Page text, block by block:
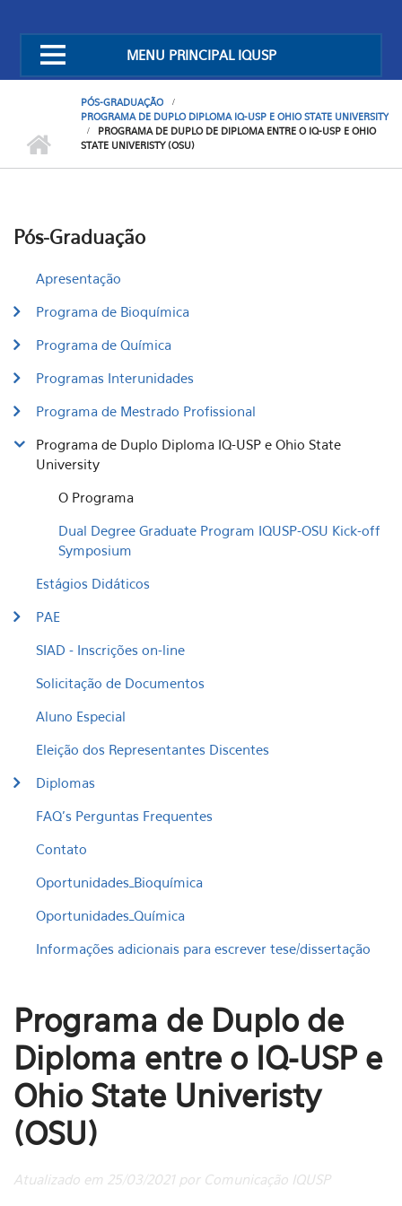
MENU PRINCIPAL IQUSP
PÓS-GRADUAÇÃO
PROGRAMA DE DUPLO DIPLOMA IQ-USP E OHIO STATE UNIVERSITY
PROGRAMA DE DUPLO DE DIPLOMA ENTRE O IQ-USP E OHIO
STATE UNIVERISTY (OSU)
Pós-Graduação
Apresentação
Programa de Bioquímica
Programa de Química
Programas Interunidades
Programa de Mestrado Profissional
Programa de Duplo Diploma IQ-USP e Ohio State
University
O Programa
Dual Degree Graduate Program IQUSP-OSU Kick-off
Symposium
Estágios Didáticos
PAE
SIAD - Inscrições on-line
Solicitação de Documentos
Aluno Especial
Eleição dos Representantes Discentes
Diplomas
FAQ's Perguntas Frequentes
Contato
Oportunidades_Bioquímica
Oportunidades_Química
Informações adicionais para escrever tese/dissertação
Programa de Duplo de
Diploma entre o IQ-USP e
Ohio State Univeristy
(OSU)
Atualizado em 25/03/2021 por Comunicação IQUSP